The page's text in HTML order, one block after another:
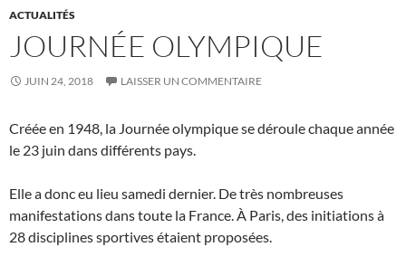
ACTUALITÉS
JOURNÉE OLYMPIQUE
JUIN 24, 2018 LAISSER UN COMMENTAIRE
Créée en 1948, la Journée olympique se déroule chaque année
le 23 juin dans différents pays.
Elle a donc eu lieu samedi dernier. De très nombreuses
manifestations dans toute la France. À Paris, des initiations à
28 disciplines sportives étaient proposées.